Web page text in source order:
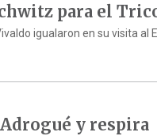
para el
igualaron en su visita
y respira